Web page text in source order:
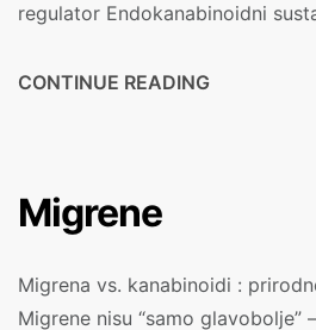
regulator Endokanabinoidni
CONTINUE READING
Migrene
Migrena vs. kanabinoidi :
Migrene nisu “samo glavobolje”